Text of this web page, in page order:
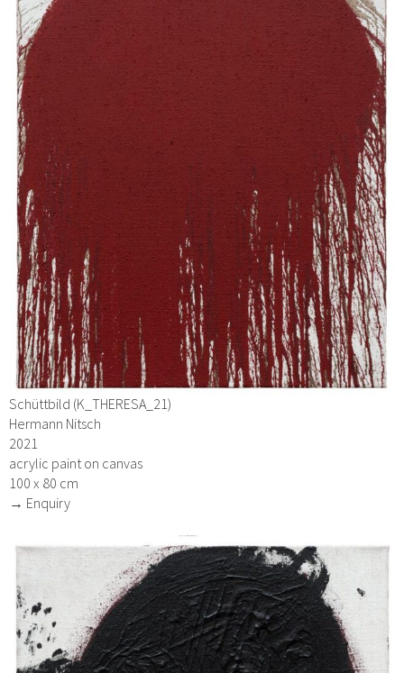
Schüttbild (K_THERESA_21)
Hermann Nitsch
2021
acrylic paint on canvas
100 x 80 cm
→ Enquiry